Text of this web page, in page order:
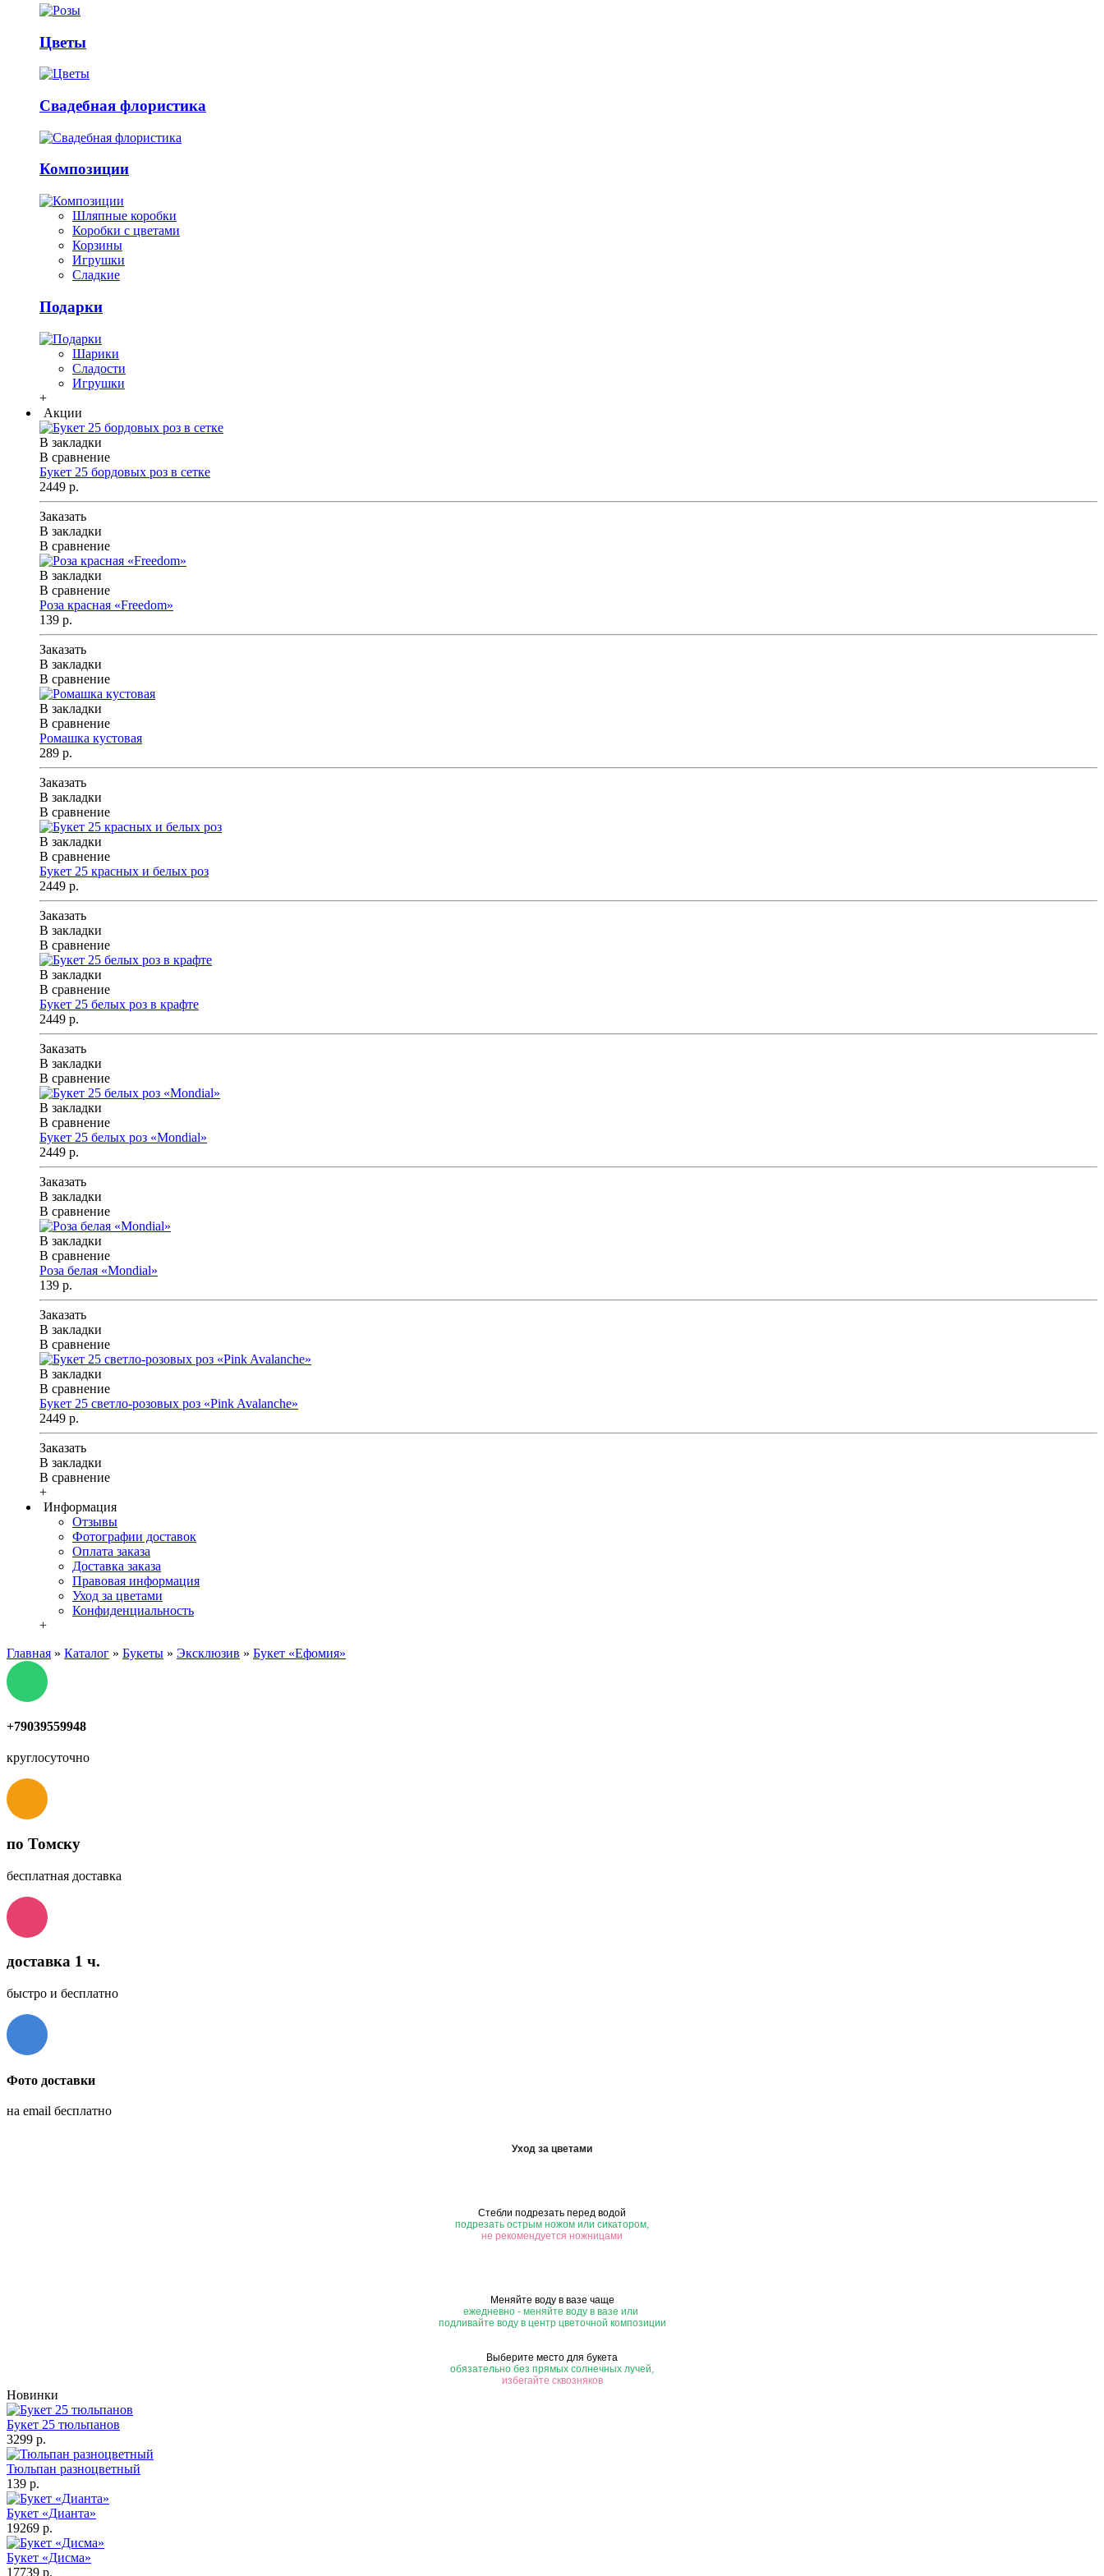
Цветы
Свадебная флористика
Композиции
Шляпные коробки
Коробки с цветами
Корзины
Игрушки
Сладкие
Подарки
Шарики
Сладости
Игрушки
+
Акции
В закладки
В сравнение
Букет 25 бордовых роз в сетке
2449 р.
Заказать
В закладки
В сравнение
В закладки
В сравнение
Роза красная «Freedom»
139 р.
Заказать
В закладки
В сравнение
В закладки
В сравнение
Ромашка кустовая
289 р.
Заказать
В закладки
В сравнение
В закладки
В сравнение
Букет 25 красных и белых роз
2449 р.
Заказать
В закладки
В сравнение
В закладки
В сравнение
Букет 25 белых роз в крафте
2449 р.
Заказать
В закладки
В сравнение
В закладки
В сравнение
Букет 25 белых роз «Mondial»
2449 р.
Заказать
В закладки
В сравнение
В закладки
В сравнение
Роза белая «Mondial»
139 р.
Заказать
В закладки
В сравнение
В закладки
В сравнение
Букет 25 светло-розовых роз «Pink Avalanche»
2449 р.
Заказать
В закладки
В сравнение
+
Информация
Отзывы
Фотографии доставок
Оплата заказа
Доставка заказа
Правовая информация
Уход за цветами
Конфиденциальность
+
Главная » Каталог » Букеты » Эксклюзив » Букет «Ефомия»
+79039559948
круглосуточно
по Томску
бесплатная доставка
доставка 1 ч.
быстро и бесплатно
Фото доставки
на email бесплатно
Уход за цветами
Стебли подрезать перед водой
подрезать острым ножом или сикатором,
не рекомендуется ножницами
Меняйте воду в вазе чаще
ежедневно - меняйте воду в вазе или
подливайте воду в центр цветочной композиции
Выберите место для букета
обязательно без прямых солнечных лучей,
избегайте сквозняков
Новинки
Букет 25 тюльпанов
3299 р.
Тюльпан разноцветный
139 р.
Букет «Дианта»
19269 р.
Букет «Дисма»
17739 р.